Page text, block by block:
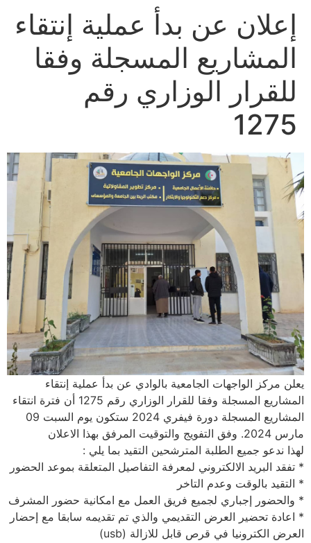
إعلان عن بدأ عملية إنتقاء
المشاريع المسجلة وفقا
للقرار الوزاري رقم
1275
يعلن مركز الواجهات الجامعية بالوادي عن بدأ عملية إنتقاء
المشاريع المسجلة وفقا للقرار الوزاري رقم 1275 أن فترة انتقاء
المشاريع المسجلة دورة فيفري 2024 ستكون يوم السبت 09
مارس 2024. وفق التفويج والتوقيت المرفق بهذا الاعلان
لهذا ندعو جميع الطلبة المترشحين التقيد بما يلي :
* تفقد البريد الالكتروني لمعرفة التفاصيل المتعلقة بموعد الحضور
* التقيد بالوقت وعدم التاخر
* والحضور إجباري لجميع فريق العمل مع امكانية حضور المشرف
* اعادة تحضير العرض التقديمي والذي تم تقديمه سابقا مع إحضار
العرض الكترونيا في قرص قابل للازالة (usb)